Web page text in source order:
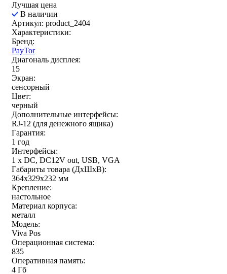
Лучшая цена
В наличии
Артикул: product_2404
Характеристики:
Бренд:
PayTor
Диагональ дисплея:
15
Экран:
сенсорный
Цвет:
черный
Дополнительные интерфейсы:
RJ-12 (для денежного ящика)
Гарантия:
1 год
Интерфейсы:
1 x DC, DC12V out, USB, VGA
Габариты товара (ДxШxВ):
364х329х232 мм
Крепление:
настольное
Материал корпуса:
металл
Модель:
Viva Pos
Операционная система:
835
Оперативная память:
4 Гб